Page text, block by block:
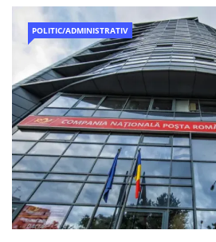
POLITIC/ADMINISTRATIV